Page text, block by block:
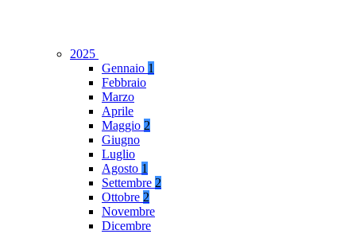
2025
Gennaio 1
Febbraio
Marzo
Aprile
Maggio 2
Giugno
Luglio
Agosto 1
Settembre 2
Ottobre 2
Novembre
Dicembre